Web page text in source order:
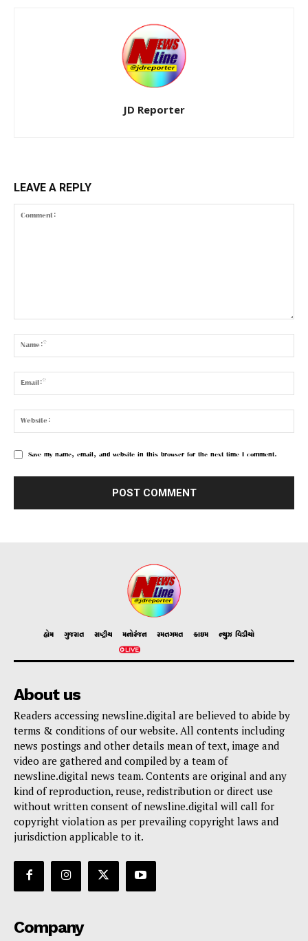
JD Reporter
LEAVE A REPLY
Save my name, email, and website in this browser for the next time I comment.
હોમ ગુજરાત રાષ્ટ્રીય મનોરંજન રમતગમત ક્રાઇમ ન્યુઝ વિડીયો
About us
Readers accessing newsline.digital are believed to abide by
terms & conditions of our website. All contents including
news postings and other details mean of text, image and
video are gathered and compiled by a team of
newsline.digital news team. Contents are original and any
kind of reproduction, reuse, redistribution or direct use
without written consent of newsline.digital will call for
copyright violation as per prevailing copyright laws and
jurisdiction applicable to it.
Company